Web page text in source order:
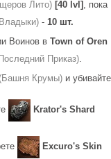
Лито) [40 lvl] , пока
- 10 шт.
Воинов в Town of Oren
Приказ).
(Башня Крумы) и убивайте
Krator's Shard
Excuro's Skin